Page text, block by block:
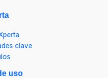
clave
uso